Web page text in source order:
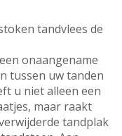
tandvlees de
onaangename
tussen uw tanden
u niet alleen een
maar raakt
tandplak